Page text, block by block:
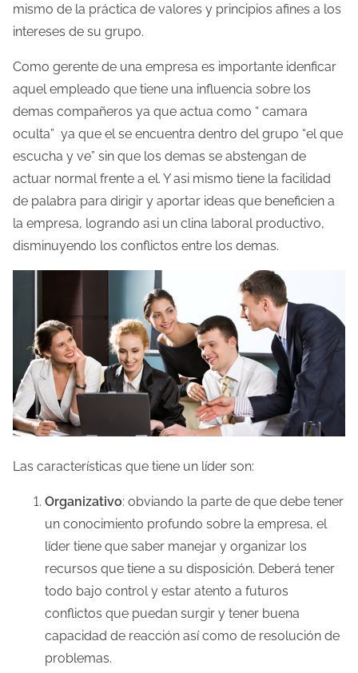
e
t
r
a
d
a
mismo de la práctica de valores y principios afines a los
intereses de su grupo.
Como gerente de una empresa es importante idenficar
aquel empleado que tiene una influencia sobre los
demas compañeros ya que actua como “ camara
oculta” ya que el se encuentra dentro del grupo “el que
escucha y ve” sin que los demas se abstengan de
actuar normal frente a el. Y asi mismo tiene la facilidad
de palabra para dirigir y aportar ideas que beneficien a
la empresa, logrando asi un clina laboral productivo,
disminuyendo los conflictos entre los demas.
Las características que tiene un líder son:
Organizativo: obviando la parte de que debe tener
un conocimiento profundo sobre la empresa, el
líder tiene que saber manejar y organizar los
recursos que tiene a su disposición. Deberá tener
todo bajo control y estar atento a futuros
conflictos que puedan surgir y tener buena
capacidad de reacción así como de resolución de
problemas.